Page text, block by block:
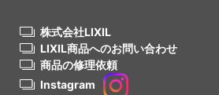
株式会社LIXIL
LIXIL商品へのお問い合わせ
商品の修理依頼
Instagram